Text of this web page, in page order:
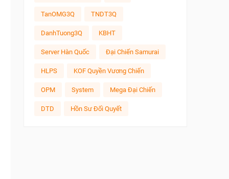
TanOMG3Q TNDT3Q
DanhTuong3Q KBHT
Server Hàn Quốc Đại Chiến Samurai
HLPS KOF Quyền Vương Chiến
OPM System Mega Đại Chiến
DTD Hồn Sư Đối Quyết